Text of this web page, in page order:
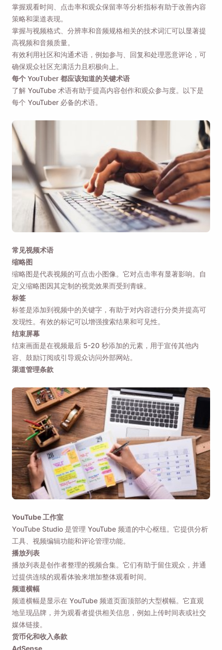
掌握观看时间、点击率和观众保留率等分析指标有助于改善内容
策略和渠道表现。
掌握与视频格式、分辨率和音频规格相关的技术词汇可以显著提
高视频和音频质量。
有效利用社区和沟通术语，例如参与、回复和处理恶意评论，可
确保观众社区充满活力且积极向上。
每个 YouTuber 都应该知道的关键术语
了解 YouTube 术语有助于提高内容创作和观众参与度。以下是
每个 YouTuber 必备的术语。
常见视频术语
缩略图
缩略图是代表视频的可点击小图像。它对点击率有显著影响。自
定义缩略图因其定制的视觉效果而受到青睐。
标签
标签是添加到视频中的关键字，有助于对内容进行分类并提高可
发现性。有效的标记可以增强搜索结果和可见性。
结束屏幕
结束画面是在视频最后 5-20 秒添加的元素，用于宣传其他内
容、鼓励订阅或引导观众访问外部网站。
渠道管理条款
YouTube 工作室
YouTube Studio 是管理 YouTube 频道的中心枢纽。它提供分析
工具、视频编辑功能和评论管理功能。
播放列表
播放列表是创作者整理的视频合集。它们有助于留住观众，并通
过提供连续的观看体验来增加整体观看时间。
频道横幅
频道横幅是显示在 YouTube 频道页面顶部的大型横幅。它直观
地呈现品牌，并为观看者提供相关信息，例如上传时间表或社交
媒体链接。
货币化和收入条款
AdSense